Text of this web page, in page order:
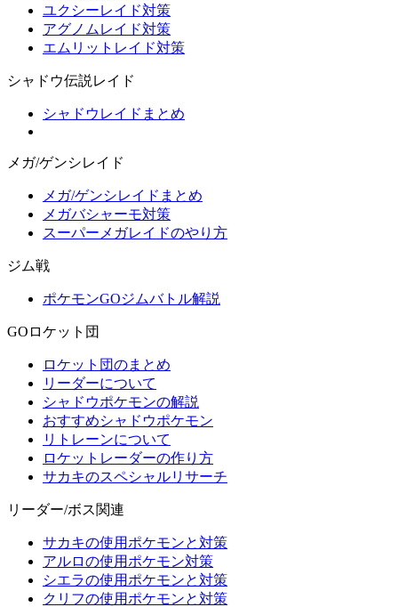
ユクシーレイド対策
アグノムレイド対策
エムリットレイド対策
シャドウ伝説レイド
シャドウレイドまとめ
メガ/ゲンシレイド
メガ/ゲンシレイドまとめ
メガバシャーモ対策
スーパーメガレイドのやり方
ジム戦
ポケモンGOジムバトル解説
GOロケット団
ロケット団のまとめ
リーダーについて
シャドウポケモンの解説
おすすめシャドウポケモン
リトレーンについて
ロケットレーダーの作り方
サカキのスペシャルリサーチ
リーダー/ボス関連
サカキの使用ポケモンと対策
アルロの使用ポケモン対策
シエラの使用ポケモンと対策
クリフの使用ポケモンと対策